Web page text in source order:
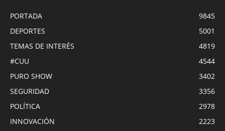
PORTADA
9845
DEPORTES
5001
TEMAS DE INTERÉS
4819
#CUU
4544
PURO SHOW
3402
SEGURIDAD
3356
POLÍTICA
2978
INNOVACIÓN
2223